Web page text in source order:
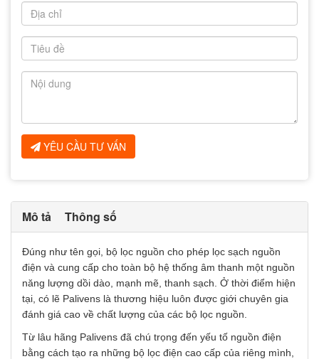
YÊU CẦU TƯ VẤN
Mô tả Thông số
Đúng như tên gọi, bộ lọc nguồn cho phép lọc sạch nguồn
điện và cung cấp cho toàn bộ hệ thống âm thanh một nguồn
năng lượng dồi dào, mạnh mẽ, thanh sạch. Ở thời điểm hiện
tại, có lẽ Palivens là thương hiệu luôn được giới chuyên gia
đánh giá cao về chất lượng của các bộ lọc nguồn.
Từ lâu hãng Palivens đã chú trọng đến yếu tố nguồn điện
bằng cách tạo ra những bộ lọc điện cao cấp của riêng mình,